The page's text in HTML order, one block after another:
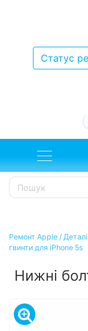
Статус
Ремонт Apple /
гвинти для iPhone 5s
Нижні